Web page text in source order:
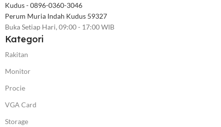
Kudus - 0896-0360-3046
Perum Muria Indah Kudus 59327
Buka Setiap Hari, 09:00 - 17:00 WIB
Kategori
Rakitan
Monitor
Procie
VGA Card
Storage